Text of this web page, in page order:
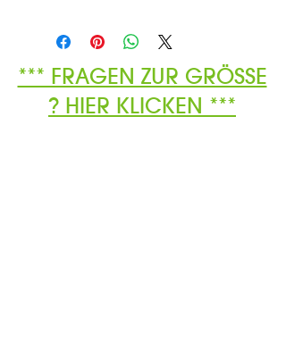
*** FRAGEN ZUR GRÖSSE
? HIER KLICKEN ***